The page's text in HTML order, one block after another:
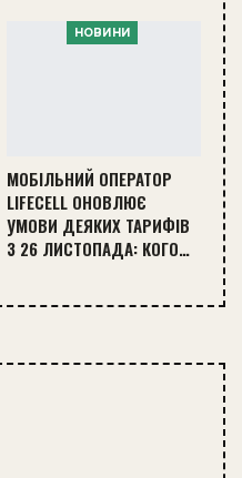
НОВИНИ
МОБІЛЬНИЙ ОПЕРАТОР
LIFECELL ОНОВЛЮЄ
УМОВИ ДЕЯКИХ ТАРИФІВ
З 26 ЛИСТОПАДА: КОГО…